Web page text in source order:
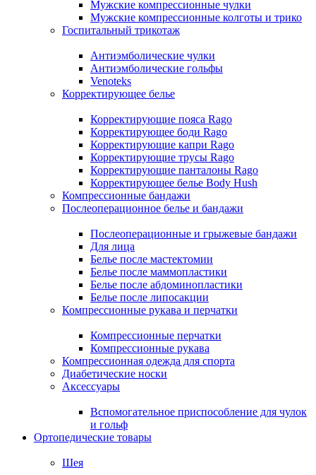
Мужские компрессионные чулки
Мужские компрессионные колготы и трико
Госпитальный трикотаж
Антиэмболические чулки
Антиэмболические гольфы
Venoteks
Корректирующее белье
Корректирующие пояса Rago
Корректирующее боди Rago
Корректирующие капри Rago
Корректирующие трусы Rago
Корректирующие панталоны Rago
Корректирующее белье Body Hush
Компрессионные бандажи
Послеоперационное белье и бандажи
Послеоперационные и грыжевые бандажи
Для лица
Белье после мастектомии
Белье после маммопластики
Белье после абдоминопластики
Белье после липосакции
Компрессионные рукава и перчатки
Компрессионные перчатки
Компрессионные рукава
Компрессионная одежда для спорта
Диабетические носки
Аксессуары
Вспомогательное приспособление для чулок
и гольф
Ортопедические товары
Шея